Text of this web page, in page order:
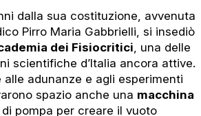
dalla sua costituzione, avvenuta
Pirro Maria Gabbrielli, si insediò
dei Fisiocritici, una delle
scientifiche d’Italia ancora attive.
adunanze e agli esperimenti
spazio anche una macchina
pompa per creare il vuoto